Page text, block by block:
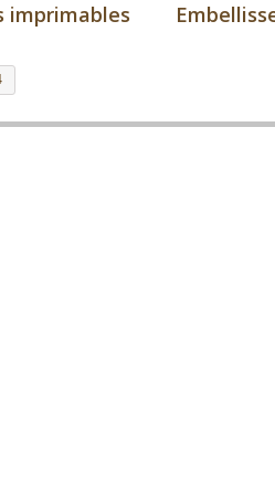
imprimables